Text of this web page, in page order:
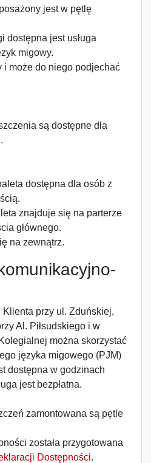
jest w pętlę
dostępna jest usługa
migowy.
i może do niego podjechać
są dostępne dla
dostępna dla osób z
znajduje się na parterze
głównego.
na zewnątrz.
Klienta przy ul. Zduńskiej,
Al. Piłsudskiego i w
można skorzystać
języka migowego (PJM)
dostępna w godzinach
jest bezpłatna.
zamontowana są pętle
została przygotowana
Dostępności.